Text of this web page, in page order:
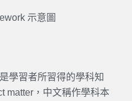
示意圖
學習者所習得的學科知
matter，中文稱作學科本